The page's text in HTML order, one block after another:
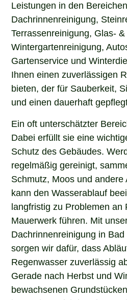
Leistungen in den Bereichen
Dachrinnenreinigung,
Terrassenreinigung, Glas- &
Wintergartenreinigung,
Gartenservice und
Ihnen einen zuverlässigen
bieten, der für Sauberkeit,
und einen dauerhaft
Ein oft unterschätzter
Dabei erfüllt sie eine
Schutz des Gebäudes.
regelmäßig gereinigt,
Schmutz, Moos und
kann den Wasserablauf
langfristig zu Problemen an
Mauerwerk führen. Mit
Dachrinnenreinigung in
sorgen wir dafür, dass
Regenwasser zuverlässig
Gerade nach Herbst und
bewachsenen